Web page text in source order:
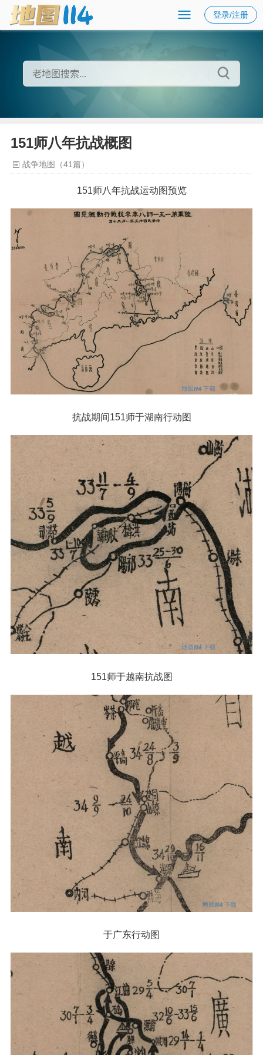
登录/注册
151师八年抗战概图
战争地图（41篇）
151师八年抗战运动图预览
抗战期间151师于湖南行动图
151师于越南抗战图
于广东行动图